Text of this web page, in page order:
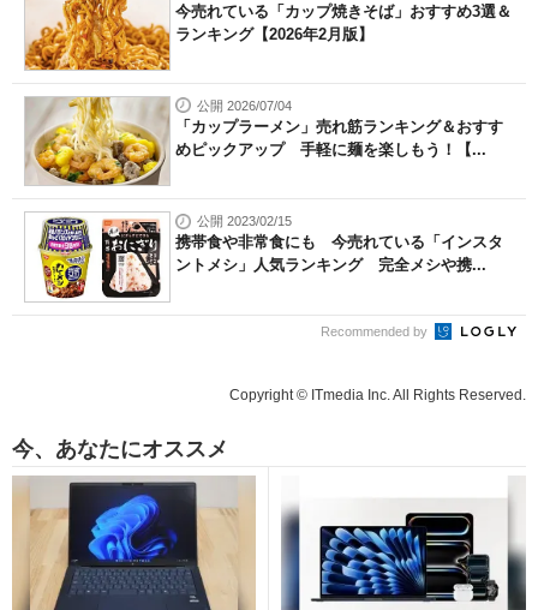
今売れている「カップ焼きそば」おすすめ3選＆
ランキング【2026年2月版】
公開 2026/07/04
「カップラーメン」売れ筋ランキング＆おすす
めピックアップ 手軽に麺を楽しもう！【...
公開 2023/02/15
携帯食や非常食にも 今売れている「インスタ
ントメシ」人気ランキング 完全メシや携...
Recommended by
Copyright © ITmedia Inc. All Rights Reserved.
今、あなたにオススメ